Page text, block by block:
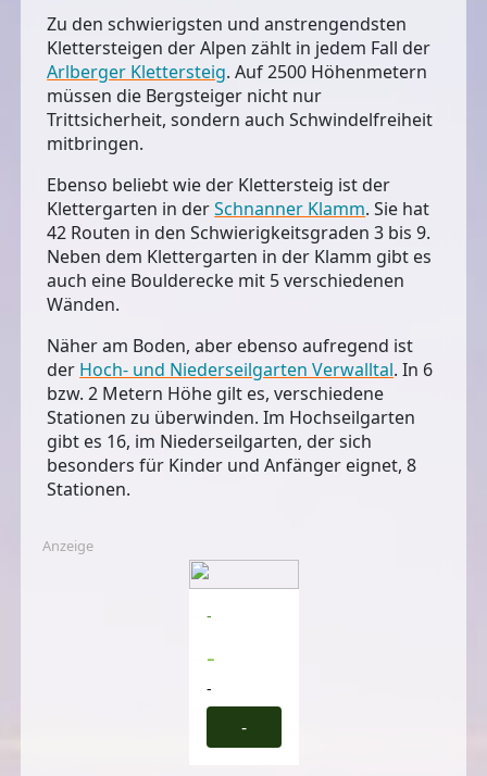
Zu den schwierigsten und anstrengendsten
Klettersteigen der Alpen zählt in jedem Fall der
Arlberger Klettersteig. Auf 2500 Höhenmetern
müssen die Bergsteiger nicht nur
Trittsicherheit, sondern auch Schwindelfreiheit
mitbringen.
Ebenso beliebt wie der Klettersteig ist der
Klettergarten in derSchnanner Klamm. Sie hat
42 Routen in den Schwierigkeitsgraden 3 bis 9.
Neben dem Klettergarten in der Klamm gibt es
auch eine Boulderecke mit 5 verschiedenen
Wänden.
Näher am Boden, aber ebenso aufregend ist
der Hoch- und Niederseilgarten Verwalltal. In 6
bzw. 2 Metern Höhe gilt es, verschiedene
Stationen zu überwinden. Im Hochseilgarten
gibt es 16, im Niederseilgarten, der sich
besonders für Kinder und Anfänger eignet, 8
Stationen.
Anzeige
-
-
-
-